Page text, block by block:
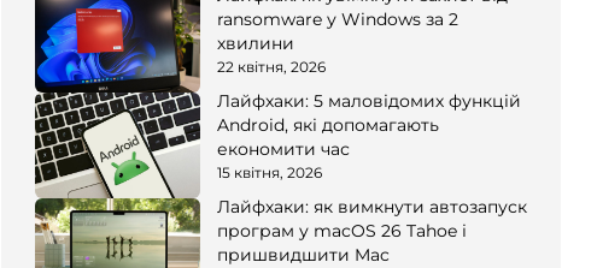
ransomware у Windows за 2
хвилини
22 квітня, 2026
Лайфхаки: 5 маловідомих функцій
Android, які допомагають
економити час
15 квітня, 2026
Лайфхаки: як вимкнути автозапуск
програм у macOS 26 Tahoe і
пришвидшити Mac